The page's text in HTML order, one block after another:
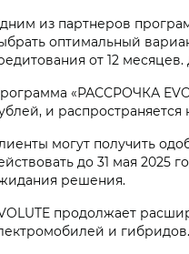
из партнеров
оптимальный
от 12
«РАССРОЧКА
и распространяется
могут получить
до 31 мая 2025
решения.
продолжает
и